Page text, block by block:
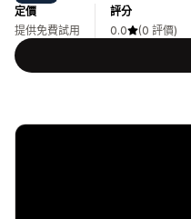
定價
提供免費試用
評分
0.0
(0 評價)